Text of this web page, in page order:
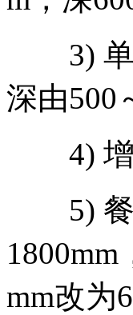
3) 单
深由500
4) 增
5) 餐
mm改为